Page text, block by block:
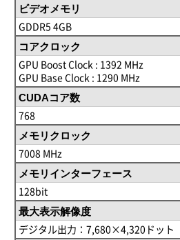
ビデオメモリ
GDDR5 4GB
コアクロック
GPU Boost Clock : 1392 MHz
GPU Base Clock : 1290 MHz
CUDAコア数
768
メモリクロック
7008 MHz
メモリインターフェース
128bit
最大表示解像度
デジタル出力：7,680×4,320ドット